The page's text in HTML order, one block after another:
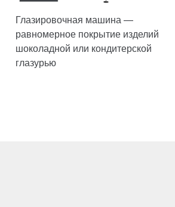
Глазировочная машина —
равномерное покрытие изделий
шоколадной или кондитерской
глазурью